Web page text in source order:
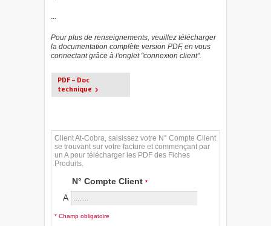
...
Pour plus de renseignements, veuillez télécharger
la documentation complète version PDF, en vous
connectant grâce à l'onglet "connexion client".
PDF - Doc
technique
Client At-Cobra, saisissez votre N° Compte Client
se trouvant sur votre facture et commençant par
un A pour télécharger les PDF des Fiches
Produits.
N° Compte Client *
A
* Champ obligatoire